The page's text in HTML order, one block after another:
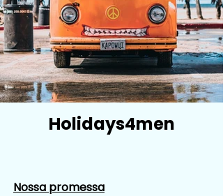
Nossa promessa
Holidays4men